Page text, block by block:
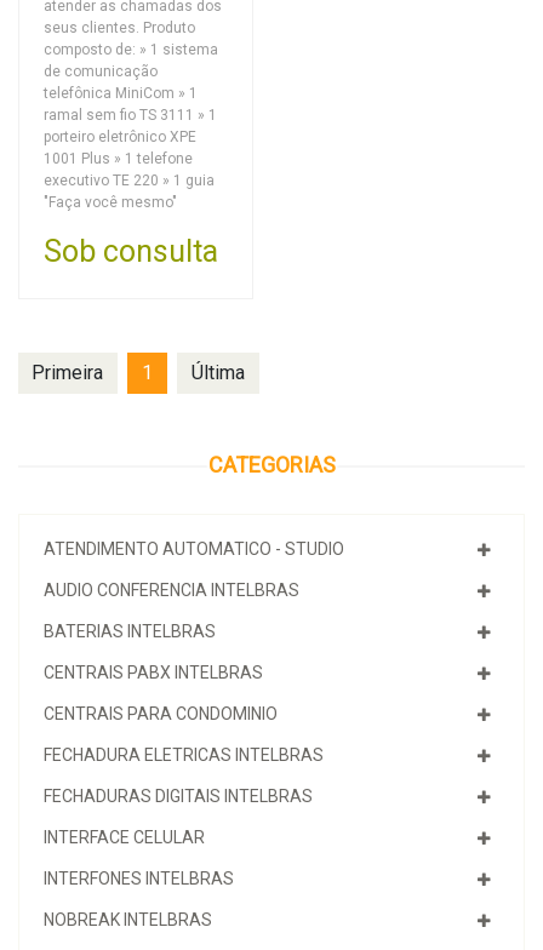
CATEGORIAS
ATENDIMENTO AUTOMATICO - STUDIO
AUDIO CONFERENCIA INTELBRAS
BATERIAS INTELBRAS
CENTRAIS PABX INTELBRAS
CENTRAIS PARA CONDOMINIO
FECHADURA ELETRICAS INTELBRAS
FECHADURAS DIGITAIS INTELBRAS
INTERFACE CELULAR
INTERFONES INTELBRAS
NOBREAK INTELBRAS
atender as chamadas dos
seus clientes. Produto
composto de: » 1 sistema
de comunicação
telefônica MiniCom » 1
ramal sem fio TS 3111 » 1
porteiro eletrônico XPE
1001 Plus » 1 telefone
executivo TE 220 » 1 guia
"Faça você mesmo"
Sob consulta
Primeira 1 Última